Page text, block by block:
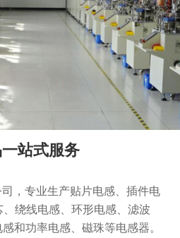
站式服务
，专业生产贴片电感、插件电
绕线电感、环形电感、滤波
和功率电感、磁珠等电感器。